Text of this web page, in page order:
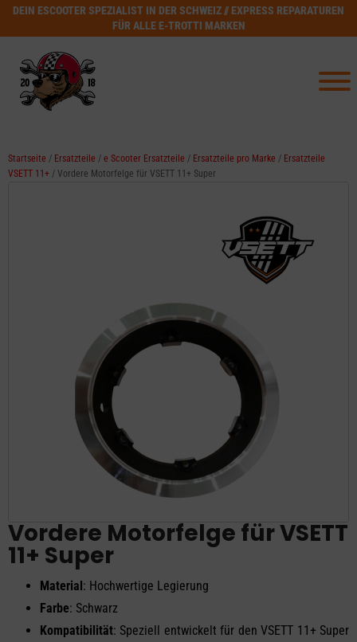
DEIN ESCOOTER SPEZIALIST IN DER SCHWEIZ // EXPRESS REPARATUREN
FÜR ALLE E-TROTTI MARKEN
Startseite / Ersatzteile / e Scooter Ersatzteile / Ersatzteile pro Marke / Ersatzteile
VSETT 11+ / Vordere Motorfelge für VSETT 11+ Super
Vordere Motorfelge für VSETT
11+ Super
Material: Hochwertige Legierung
Farbe: Schwarz
Kompatibilität: Speziell entwickelt für den VSETT 11+ Super